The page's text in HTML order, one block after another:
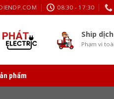
08:30 - 17:30
Ship
Phạm vi
phẩm